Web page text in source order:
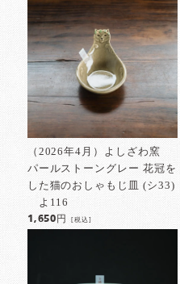
（2026年4月）よしざわ窯
パールストーングレー 花冠を
した猫のおしゃもじ皿 (シ33)
よ116
1,650円[税込]